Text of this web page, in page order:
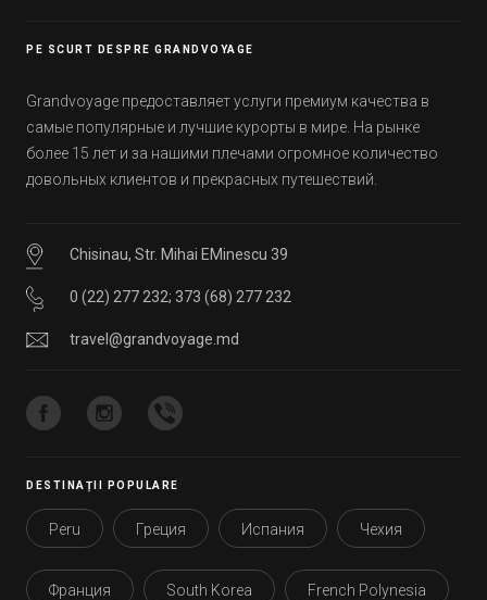
PE SCURT DESPRE GRANDVOYAGE
Grandvoyage предоставляет услуги премиум качества в
самые популярные и лучшие курорты в мире. На рынке
более 15 лет и за нашими плечами огромное количество
довольных клиентов и прекрасных путешествий.
Chisinau, Str. Mihai EMinescu 39
0 (22) 277 232; 373 (68) 277 232
travel@grandvoyage.md
DESTINAȚII POPULARE
Peru Греция Испания Чехия
Франция South Korea French Polynesia